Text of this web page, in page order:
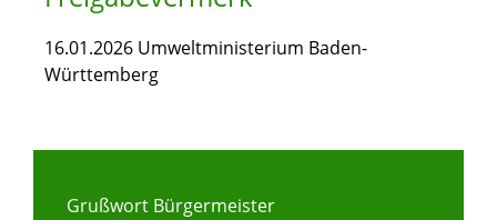
16.01.2026 Umweltministerium Baden-
Württemberg
Grußwort Bürgermeister